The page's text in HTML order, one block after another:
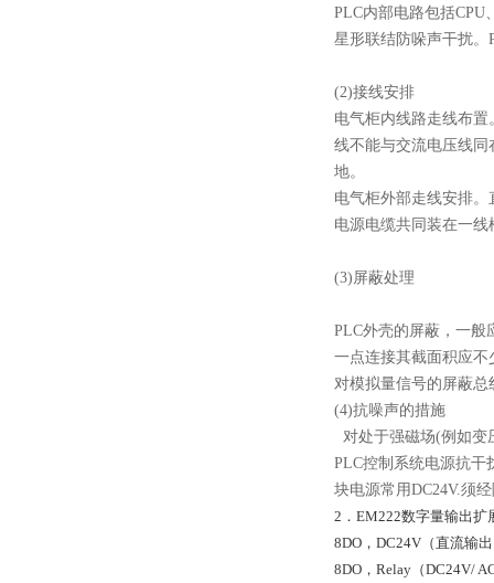
PLC内部电路包括
星形联结防哚声干扰。
(2)接线安排
电气柜内线路走线布
线不能与交流电压线
地。
电气柜外部走线安排
电源电缆共同装在一
(3)屏蔽处理
PLC外壳的屏蔽，一般
一点连接其截面积应不
对模拟量信号的屏蔽
(4)抗噪声的措施
对处于强磁场(例如变
PLC控制系统电源抗干
块电源常用DC24V.须
2．EM222数字量输出扩
8DO，DC24V（直流输
8DO，Relay（DC24V/